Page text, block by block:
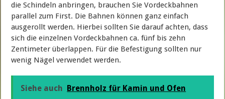
die Schindeln anbringen, brauchen Sie Vordeckbahnen
parallel zum First. Die Bahnen können ganz einfach
ausgerollt werden. Hierbei sollten Sie darauf achten, dass
sich die einzelnen Vordeckbahnen ca. fünf bis zehn
Zentimeter überlappen. Für die Befestigung sollten nur
wenig Nägel verwendet werden.
Siehe auch Brennholz für Kamin und Ofen